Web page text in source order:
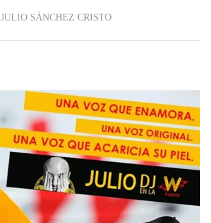
JULIO SÁNCHEZ CRISTO